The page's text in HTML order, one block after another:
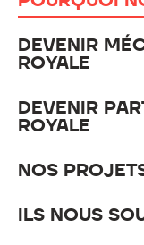
DEVENIR
ROYALE
DEVENIR
ROYALE
NOS
ILS NOUS